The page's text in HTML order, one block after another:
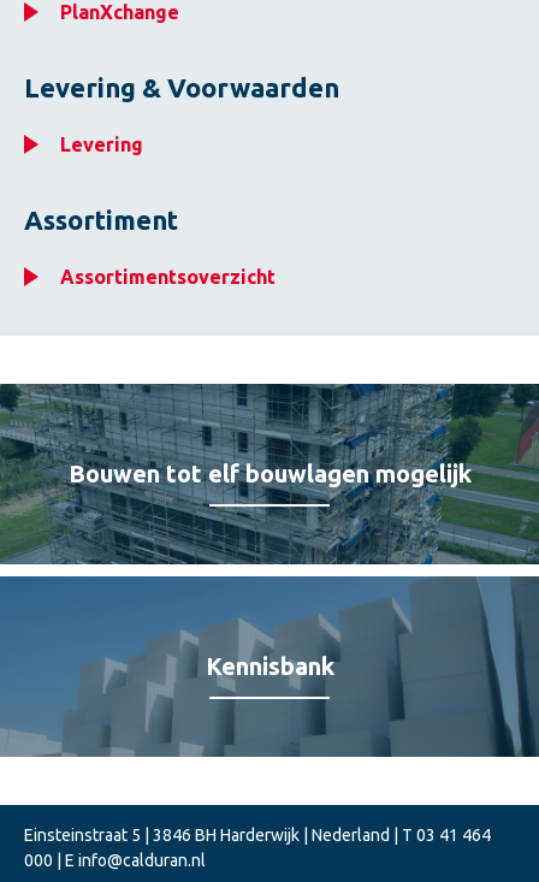
PlanXchange
Levering & Voorwaarden
Levering
Assortiment
Assortimentsoverzicht
Bouwen tot elf bouwlagen mogelijk
Kennisbank
Einsteinstraat 5 | 3846 BH Harderwijk | Nederland | T 03 41 464
000 | E info@calduran.nl